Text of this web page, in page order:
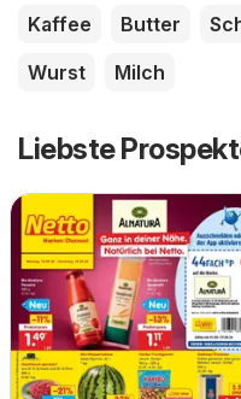
Kaffee Butter
Wurst
Milch
Liebste